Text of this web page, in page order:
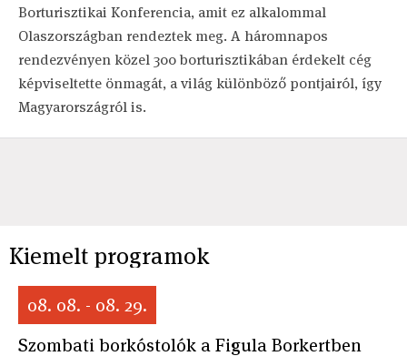
Borturisztikai Konferencia, amit ez alkalommal
Olaszországban rendeztek meg. A háromnapos
rendezvényen közel 300 borturisztikában érdekelt cég
képviseltette önmagát, a világ különböző pontjairól, így
Magyarországról is.
Kiemelt programok
08. 08. - 08. 29.
Szombati borkóstolók a Figula Borkertben